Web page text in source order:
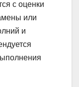
с оценки
или
и